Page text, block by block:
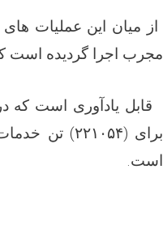
از میان این عملیات
مجرب اجرا گردیده است
قابل یادآوری است که
برای (۲۲۱۰۵۴) تن
است.